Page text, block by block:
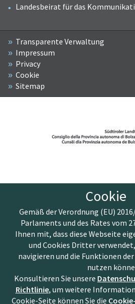
Landesbeirat für das
Transparente Verwaltung
Impressum
Privacy
Cookie
Sitemap
Cookie
Gemäß der Verordnung (EU)
Parlaments und des Rates vom
Ihnen mit, dass diese Webseite
und Cookies Dritter
navigieren und die Funktionen
nutzen
Konsultieren Sie unsere
Richtlinie, um weitere
Cookie-Seite können Sie die